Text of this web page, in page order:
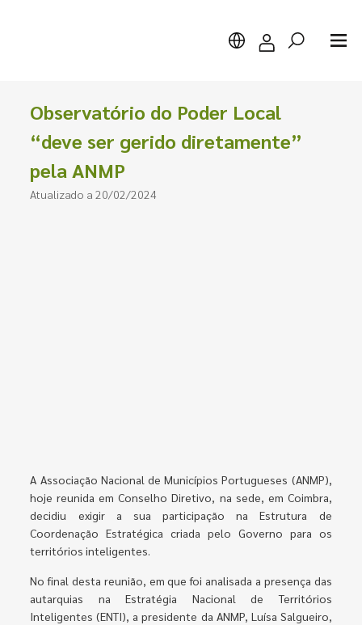
Pesquisar
Observatório do Poder Local
“deve ser gerido diretamente”
pela ANMP
Atualizado a 20/02/2024
A Associação Nacional de Municípios Portugueses (ANMP),
hoje reunida em Conselho Diretivo, na sede, em Coimbra,
decidiu exigir a sua participação na Estrutura de
Coordenação Estratégica criada pelo Governo para os
territórios inteligentes.
No final desta reunião, em que foi analisada a presença das
autarquias na Estratégia Nacional de Territórios
Inteligentes (ENTI), a presidente da ANMP, Luísa Salgueiro,